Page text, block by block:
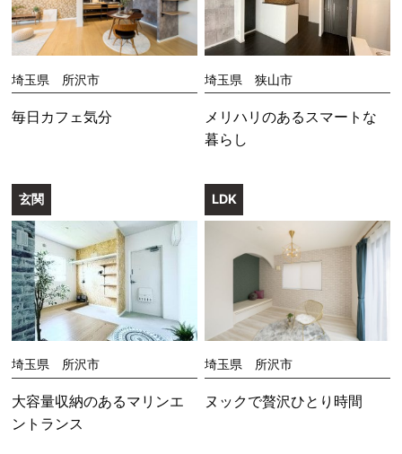
埼玉県 所沢市
毎日カフェ気分
埼玉県 狭山市
メリハリのあるスマートな
暮らし
玄関
埼玉県 所沢市
大容量収納のあるマリンエ
ントランス
LDK
埼玉県 所沢市
ヌックで贅沢ひとり時間